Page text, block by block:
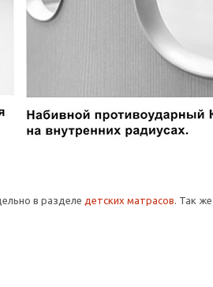
в разделе детских матрасов. Так